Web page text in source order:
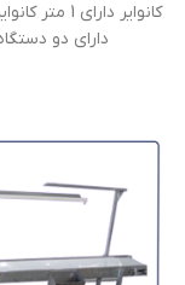
کانوایر
دارای دو